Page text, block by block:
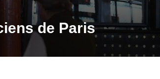
de Paris